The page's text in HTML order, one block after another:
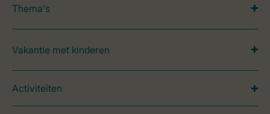
Thema's
Vakantie met kinderen
Activiteiten